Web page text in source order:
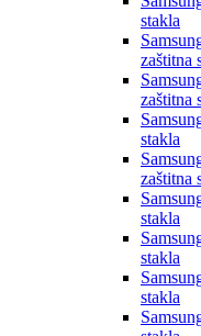
stakla
zaštitna
zaštitna
stakla
zaštitna
stakla
stakla
stakla